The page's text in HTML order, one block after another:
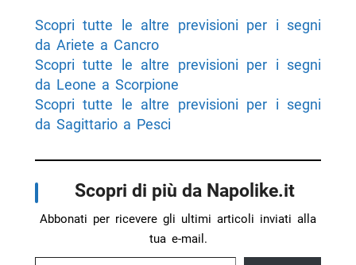
Scopri tutte le altre previsioni per i segni
da Ariete a Cancro
Scopri tutte le altre previsioni per i segni
da Leone a Scorpione
Scopri tutte le altre previsioni per i segni
da Sagittario a Pesci
Scopri di più da Napolike.it
Abbonati per ricevere gli ultimi articoli inviati alla
tua e-mail.
Digita la tua e-mail...